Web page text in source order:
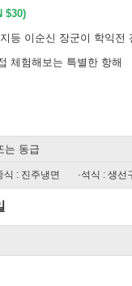
$30)
등 이순신 장군이 학익전
체험해보는 특별한 항해
는 동급
식 : 진주냉면 ·석식 : 생선